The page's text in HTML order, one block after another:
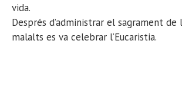
vida.
Després d’administrar el sagrament de
malalts es va celebrar l’Eucaristia.